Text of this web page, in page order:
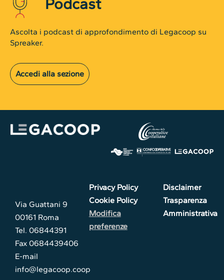
Podcast
Ascolta i podcast di approfondimento di Legacoop su
Spreaker.
Accedi alla sezione
Via Guattani 9
00161 Roma
Tel. 06844391
Fax 0684439406
E-mail
info@legacoop.coop
Privacy Policy
Cookie Policy
Modifica
preferenze
Disclaimer
Trasparenza
Amministrativa